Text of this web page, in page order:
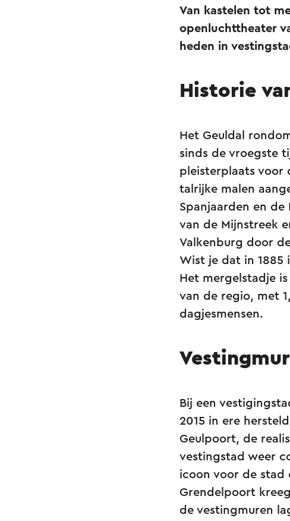
Van kastelen tot
openluchttheater
heden in
Historie
Het Geuldal
sinds de vroegste
pleisterplaats voor
talrijke malen
Spanjaarden en
van de Mijnstreek
Valkenburg door
Wist je dat in 1885
Het mergelstadje
van de regio, met
dagjesmensen.
Bij een
2015 in ere
Geulpoort, de
vestingstad weer
icoon voor de stad
Grendelpoort
de vestingmuren